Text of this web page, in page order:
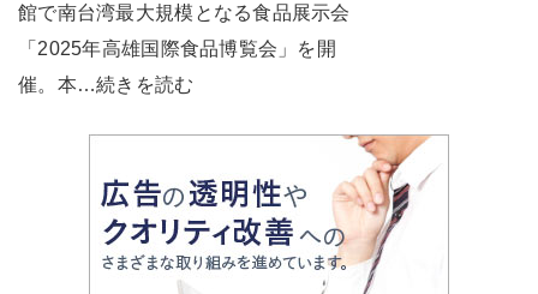
館で南台湾最大規模となる食品展示会
「2025年高雄国際食品博覧会」を開
催。本…続きを読む